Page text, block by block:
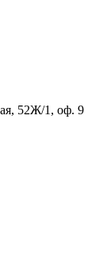
52Ж/1, оф. 9